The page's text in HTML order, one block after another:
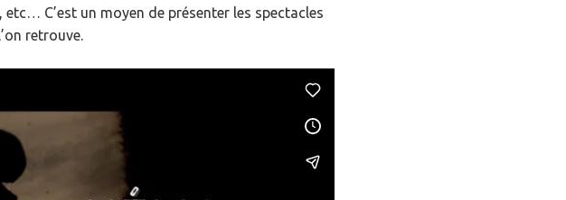
C’est un moyen de présenter les spectacles
retrouve.